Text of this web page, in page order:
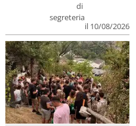
di
segreteria
il 10/08/2026